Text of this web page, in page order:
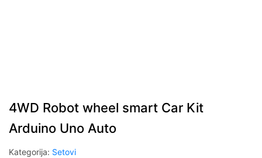
4WD Robot wheel smart Car Kit
Arduino Uno Auto
Kategorija: Setovi